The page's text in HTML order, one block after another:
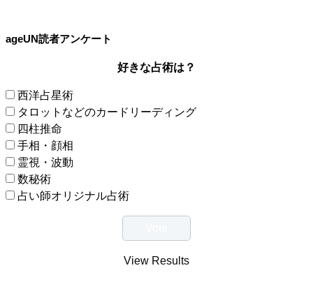
ageUN読者アンケート
好きな占術は？
西洋占星術
タロットなどのカードリーディング
四柱推命
手相・顔相
霊視・波動
数秘術
占い師オリジナル占術
View Results